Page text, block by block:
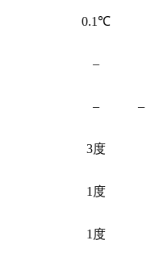
0.1℃
–
– –
3度
1度
1度